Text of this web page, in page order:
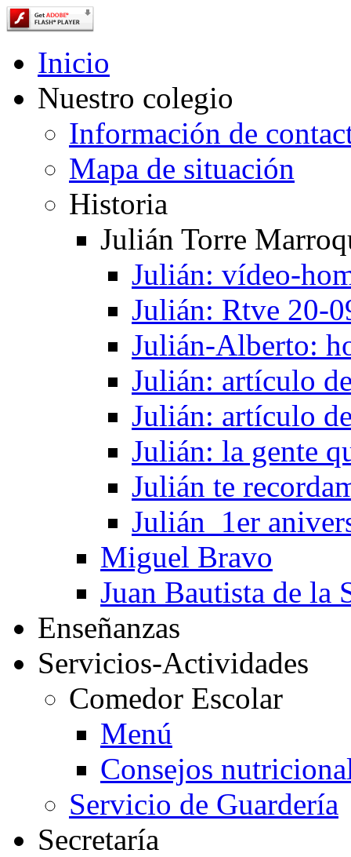
Inicio
Nuestro colegio
Información de
Mapa de situación
Historia
Julián Torre
Julián: vídeo-
Julián: Rtve 20-
Julián-Alberto:
Julián: artículo
Julián: artículo
Julián: la gente
Julián te
Julián_1er
Miguel Bravo
Juan Bautista de la
Enseñanzas
Servicios-Actividades
Comedor Escolar
Menú
Consejos
Servicio de Guardería
Secretaría